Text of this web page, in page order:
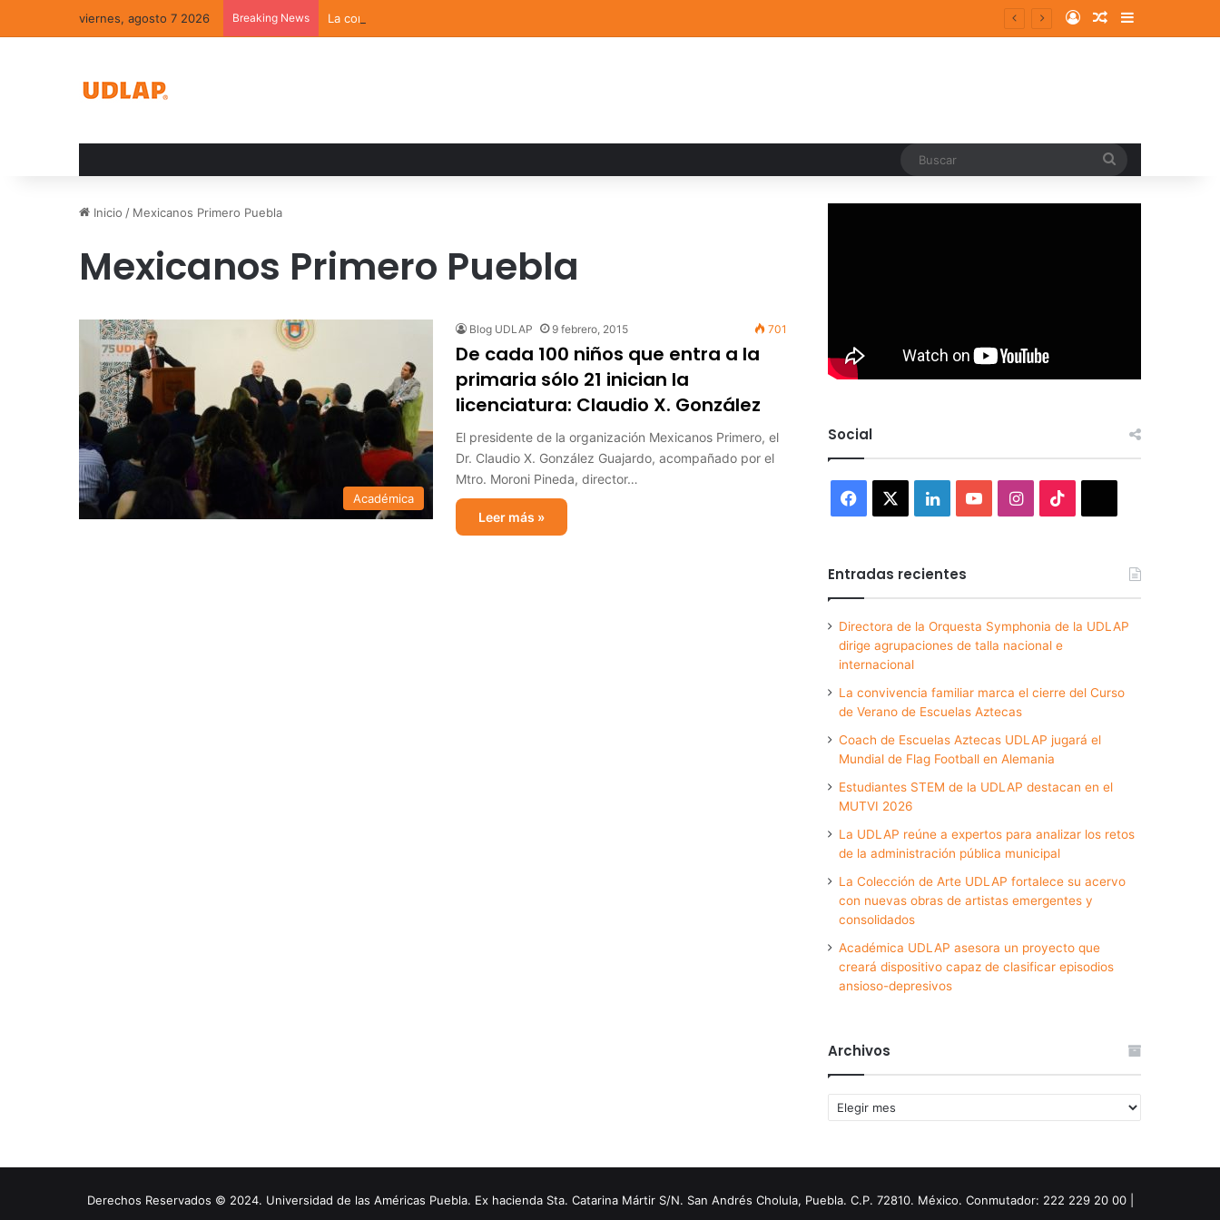
viernes, agosto 7 2026 Breaking News La convivencia familiar marca el cierre del Curso de Verano de Escuelas Aztecas Log InRandom Article
Sidebar
Inicio / Mexicanos Primero Puebla
Mexicanos Primero Puebla
Académica
Blog UDLAP 9 febrero, 2015 701
De cada 100 niños que entra a la
primaria sólo 21 inician la
licenciatura: Claudio X. González
El presidente de la organización Mexicanos Primero, el
Dr. Claudio X. González Guajardo, acompañado por el
Mtro. Moroni Pineda, director…
Leer más »
Social
Facebook LinkedInYouTubeInstagram
Entradas recientes
Directora de la Orquesta Symphonia de la UDLAP
dirige agrupaciones de talla nacional e
internacional
La convivencia familiar marca el cierre del Curso
de Verano de Escuelas Aztecas
Coach de Escuelas Aztecas UDLAP jugará el
Mundial de Flag Football en Alemania
Estudiantes STEM de la UDLAP destacan en el
MUTVI 2026
La UDLAP reúne a expertos para analizar los retos
de la administración pública municipal
La Colección de Arte UDLAP fortalece su acervo
con nuevas obras de artistas emergentes y
consolidados
Académica UDLAP asesora un proyecto que
creará dispositivo capaz de clasificar episodios
ansioso-depresivos
Archivos
Archivos
Derechos Reservados © 2024. Universidad de las Américas Puebla. Ex hacienda Sta. Catarina Mártir S/N. San Andrés Cholula, Puebla. C.P. 72810. México. Conmutador: 222 229 20 00 |